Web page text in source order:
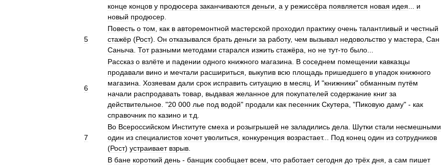
конце концов у продюсера заканчиваются деньги а у режиссёра появляется новая идея
и
новый продюсер
5
Повесть о том как в авторемонтной мастерской проходил практику очень талантливый и честный
стажёр (Рост). Он отказывался брать деньги за работу, чем вызывал недовольство у мастера Сан
Саныча Тот разными методами старался изжить стажёра но не тут-то было
6
Рассказ о взлёте и падении одного книжного магазина В соседнем помещении кавказцы
продавали вино и мечтали расшириться выкупив всю площадь пришедшего в упадок книжного
магазина Хозяевам дали срок исправить ситуацию в месяц И "книжники" обманным путём
начали распродавать товар выдавая желанное для покупателей содержание книг за
действительное . "20 000 лье под водой" продали как песенник Скутера , "Пиковую даму" - как
справочник по казино и т.д
7
Во Всероссийском Институте смеха и розыгрышей не заладились дела Шутки стали несмешными
один из специалистов хочет уволиться конкуренция возрастает... Под конец один из сотрудников
(Рост) устраивает взрыв
В бане короткий день - банщик сообщает всем что работает сегодня до трёх дня а сам пишет